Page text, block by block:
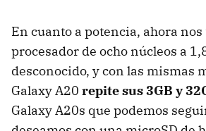
En cuanto a potencia, ahora
procesador de ocho núcleos a
desconocido, y con las mismas
Galaxy A20 repite sus 3GB y
Galaxy A20s que podemos